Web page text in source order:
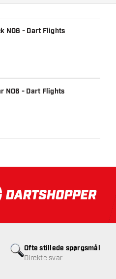
NO6 - Dart Flights
NO6 - Dart Flights
Gratisfragt ved køb over
Ofte stillede spørgsmål
Direkte svar
tilgængelig